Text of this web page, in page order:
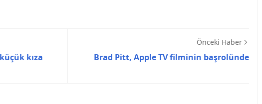
kıza
Önceki Haber
Brad Pitt, Apple TV filminin başrolünde